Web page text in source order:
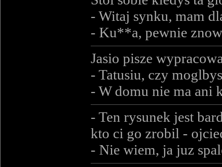
- Witaj synku, mam
- Ku**a, pewnie
Jasio pisze
- Tatusiu, czy
- W domu nie ma ani
- Ten rysunek jest
kto ci go zrobil -
- Nie wiem, ja juz